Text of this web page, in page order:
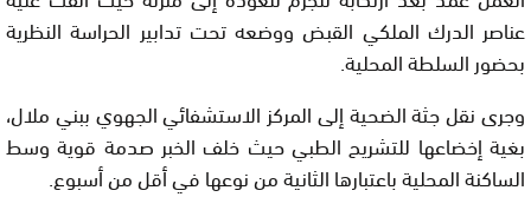
عناصر الدرك الملكي القبض ووضعه تحت تدابير الحراسة النظرية
بحضور السلطة المحلية.
وجرى نقل جثة الضحية إلى المركز الاستشفائي الجهوي ببني ملال،
بغية إخضاعها للتشريح الطبي حيث خلف الخبر صدمة قوية وسط
الساكنة المحلية باعتبارها الثانية من نوعها في أقل من أسبوع.